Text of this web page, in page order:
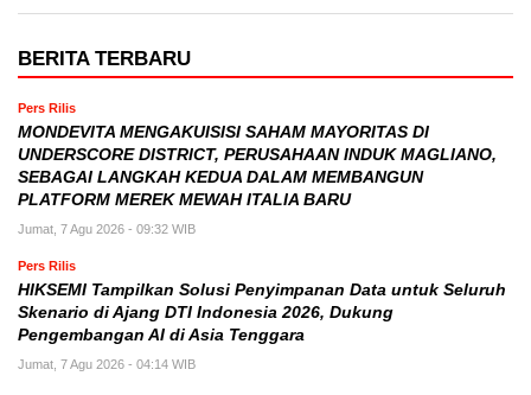
BERITA TERBARU
Pers Rilis
MONDEVITA MENGAKUISISI SAHAM MAYORITAS DI
UNDERSCORE DISTRICT, PERUSAHAAN INDUK MAGLIANO,
SEBAGAI LANGKAH KEDUA DALAM MEMBANGUN
PLATFORM MEREK MEWAH ITALIA BARU
Jumat, 7 Agu 2026 - 09:32 WIB
Pers Rilis
HIKSEMI Tampilkan Solusi Penyimpanan Data untuk Seluruh
Skenario di Ajang DTI Indonesia 2026, Dukung
Pengembangan AI di Asia Tenggara
Jumat, 7 Agu 2026 - 04:14 WIB